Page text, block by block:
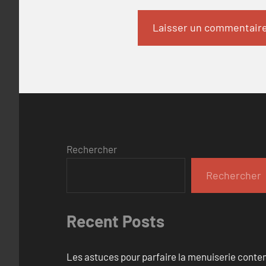
Rechercher
Rechercher
Recent Posts
Les astuces pour parfaire la menuiserie